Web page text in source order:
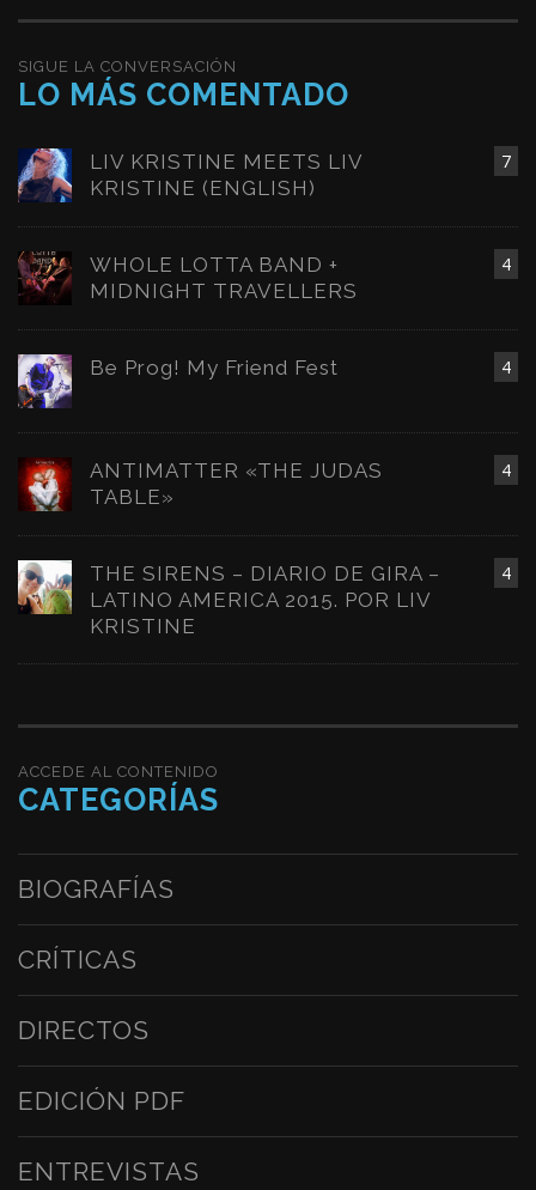
SIGUE LA CONVERSACIÓN
LO MÁS COMENTADO
7
LIV KRISTINE MEETS LIV
KRISTINE (ENGLISH)
4
WHOLE LOTTA BAND +
MIDNIGHT TRAVELLERS
4
Be Prog! My Friend Fest
4
ANTIMATTER «THE JUDAS
TABLE»
4
THE SIRENS – DIARIO DE GIRA –
LATINO AMERICA 2015. POR LIV
KRISTINE
ACCEDE AL CONTENIDO
CATEGORÍAS
BIOGRAFÍAS
CRÍTICAS
DIRECTOS
EDICIÓN PDF
ENTREVISTAS